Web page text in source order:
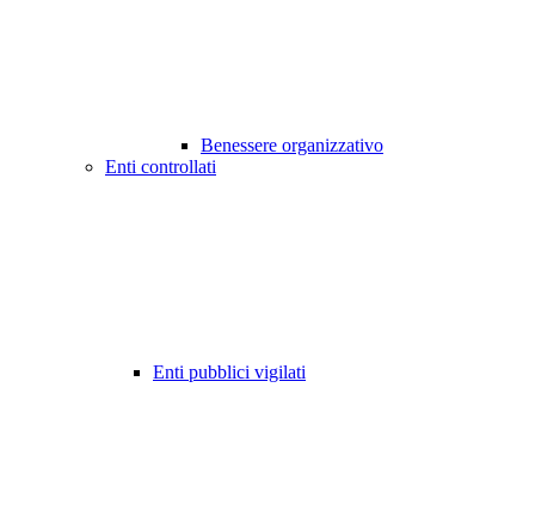
Benessere organizzativo
Enti controllati
Enti pubblici vigilati